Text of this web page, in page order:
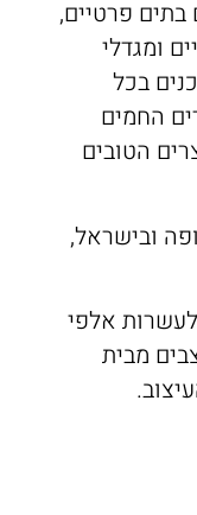
בתים פרטיים,
ומגדלי
בכל
החמים
הטובים
ובישראל,
אלפי
מבית